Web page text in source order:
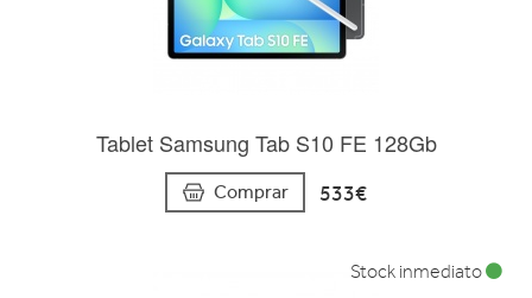
Tablet Samsung Tab S10 FE 128Gb
Comprar 533€
Stock inmediato